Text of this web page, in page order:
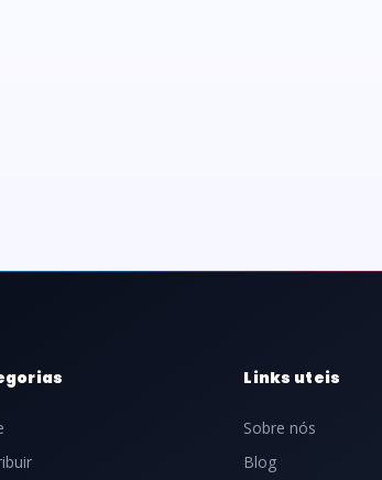
Links uteis
Sobre nós
Blog